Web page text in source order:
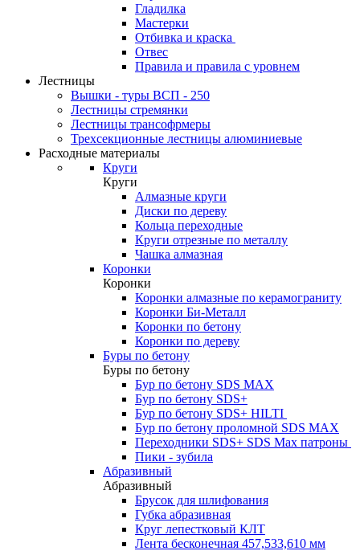
Гладилка
Мастерки
Отбивка и краска
Отвес
Правила и правила с уровнем
Лестницы
Вышки - туры ВСП - 250
Лестницы стремянки
Лестницы трансофрмеры
Трехсекционные лестницы алюминиевые
Расходные материалы
Круги
Круги
Алмазные круги
Диски по дереву
Кольца переходные
Круги отрезные по металлу
Чашка алмазная
Коронки
Коронки
Коронки алмазные по керамограниту
Коронки Би-Металл
Коронки по бетону
Коронки по дереву
Буры по бетону
Буры по бетону
Бур по бетону SDS MAX
Бур по бетону SDS+
Бур по бетону SDS+ HILTI
Бур по бетону проломной SDS MAX
Переходники SDS+ SDS Max патроны
Пики - зубила
Абразивный
Абразивный
Брусок для шлифования
Губка абразивная
Круг лепестковый КЛТ
Лента бесконечная 457,533,610 мм